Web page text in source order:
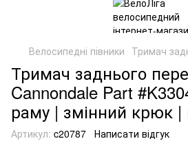
Велосипедні півники Тримач
Тримач заднього
Cannondale Part
раму | змінний крюк |
Артикул: c20787 Написати відгук